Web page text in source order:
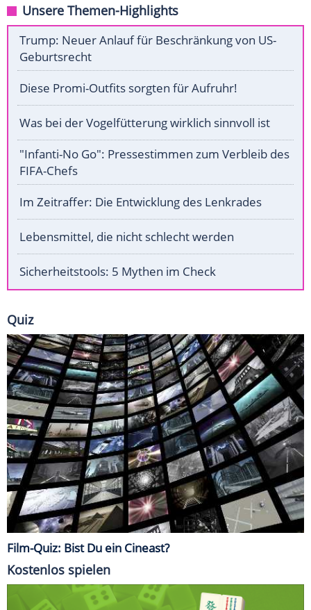
Unsere Themen-Highlights
Trump: Neuer Anlauf für Beschränkung von US-
Geburtsrecht
Diese Promi-Outfits sorgten für Aufruhr!
Was bei der Vogelfütterung wirklich sinnvoll ist
"Infanti-No Go": Pressestimmen zum Verbleib des
FIFA-Chefs
Im Zeitraffer: Die Entwicklung des Lenkrades
Lebensmittel, die nicht schlecht werden
Sicherheitstools: 5 Mythen im Check
Quiz
Film-Quiz: Bist Du ein Cineast?
Kostenlos spielen